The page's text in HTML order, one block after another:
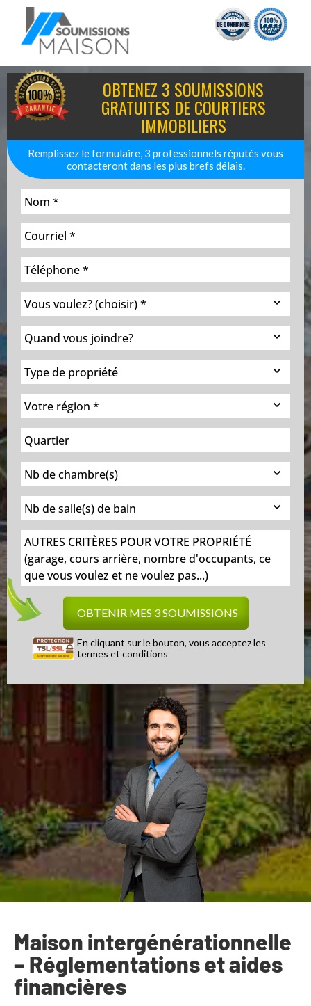
OBTENEZ 3 SOUMISSIONS
GRATUITES DE COURTIERS
IMMOBILIERS
Remplissez le formulaire, 3 professionnels réputés vous
contacteront dans les plus brefs délais.
En cliquant sur le bouton, vous acceptez les
termes et conditions
Maison intergénérationnelle
– Réglementations et aides
financières